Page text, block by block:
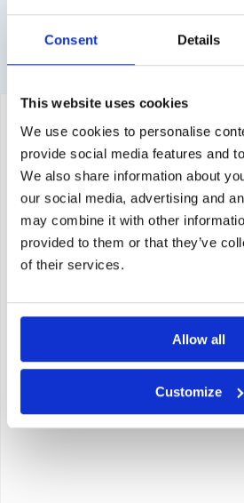
Consent Details
This website uses cookies
We use cookies to personalise
provide social media features and
We also share information about
our social media, advertising and
may combine it with other
provided to them or that they’ve
of their services.
Allow all
Customize